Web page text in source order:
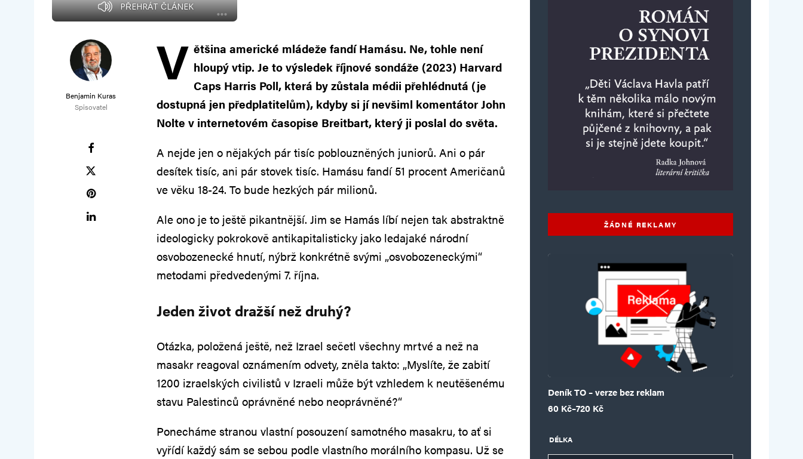
PŘEHRÁT ČLÁNEK
Benjamin Kuras
Spisovatel
V ětšina americké mládeže fandí Hamásu. Ne, tohle není
hloupý vtip. Je to výsledek říjnové sondáže (2023) Harvard
Caps Harris Poll, která by zůstala médii přehlédnutá (je
dostupná jen předplatitelům), kdyby si jí nevšiml komentátor John
Nolte v internetovém časopise Breitbart, který ji poslal do světa.
A nejde jen o nějakých pár tisíc poblouzněných juniorů. Ani o pár
desítek tisíc, ani pár stovek tisíc. Hamásu fandí 51 procent Američanů
ve věku 18-24. To bude hezkých pár milionů.
Ale ono je to ještě pikantnější. Jim se Hamás líbí nejen tak abstraktně
ideologicky pokrokově antikapitalisticky jako ledajaké národní
osvobozenecké hnutí, nýbrž konkrétně svými „osvobozeneckými“
metodami předvedenými 7. října.
Jeden život dražší než druhý?
Otázka, položená ještě, než Izrael sečetl všechny mrtvé a než na
masakr reagoval oznámením odvety, zněla takto: „Myslíte, že zabití
1200 izraelských civilistů v Izraeli může být vzhledem k neutěšenému
stavu Palestinců oprávněné nebo neoprávněné?“
Ponecháme stranou vlastní posouzení samotného masakru, to ať si
vyřídí každý sám se sebou podle vlastního morálního kompasu. Už se
ŽÁDNÉ REKLAMY
Deník TO – verze bez reklam
60 Kč–720 Kč
Rozpětí cen: 60 Kč až 720 Kč
DÉLKA